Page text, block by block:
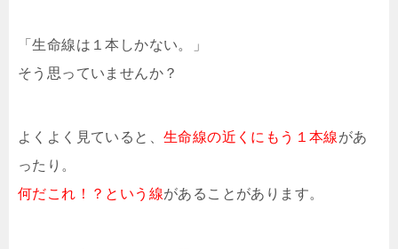
「生命線は１本しかない。」
そう思っていませんか？
よくよく見ていると、 生命線の近くにもう１本線があ
ったり。
何だこれ！？という線があることがあります。